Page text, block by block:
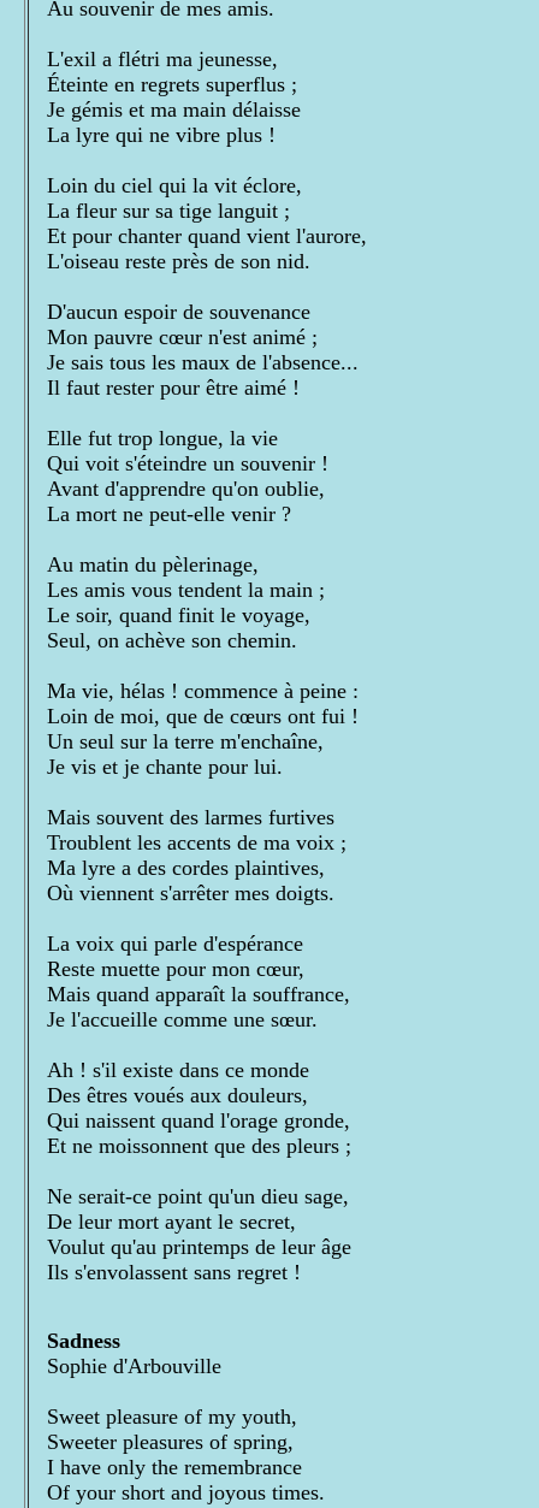
Au souvenir de mes amis.
L'exil a flétri ma jeunesse,
Éteinte en regrets superflus ;
Je gémis et ma main délaisse
La lyre qui ne vibre plus !
Loin du ciel qui la vit éclore,
La fleur sur sa tige languit ;
Et pour chanter quand vient l'aurore,
L'oiseau reste près de son nid.
D'aucun espoir de souvenance
Mon pauvre cœur n'est animé ;
Je sais tous les maux de l'absence...
Il faut rester pour être aimé !
Elle fut trop longue, la vie
Qui voit s'éteindre un souvenir !
Avant d'apprendre qu'on oublie,
La mort ne peut-elle venir ?
Au matin du pèlerinage,
Les amis vous tendent la main ;
Le soir, quand finit le voyage,
Seul, on achève son chemin.
Ma vie, hélas ! commence à peine :
Loin de moi, que de cœurs ont fui !
Un seul sur la terre m'enchaîne,
Je vis et je chante pour lui.
Mais souvent des larmes furtives
Troublent les accents de ma voix ;
Ma lyre a des cordes plaintives,
Où viennent s'arrêter mes doigts.
La voix qui parle d'espérance
Reste muette pour mon cœur,
Mais quand apparaît la souffrance,
Je l'accueille comme une sœur.
Ah ! s'il existe dans ce monde
Des êtres voués aux douleurs,
Qui naissent quand l'orage gronde,
Et ne moissonnent que des pleurs ;
Ne serait-ce point qu'un dieu sage,
De leur mort ayant le secret,
Voulut qu'au printemps de leur âge
Ils s'envolassent sans regret !
Sadness
Sophie d'Arbouville
Sweet pleasure of my youth,
Sweeter pleasures of spring,
I have only the remembrance
Of your short and joyous times.